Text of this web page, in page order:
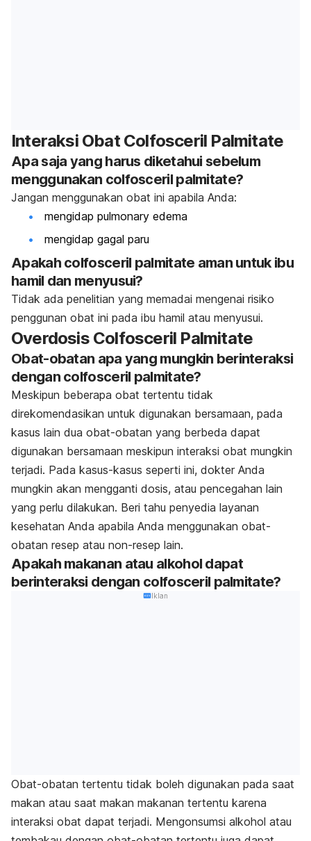
Interaksi Obat Colfosceril Palmitate
Apa saja yang harus diketahui sebelum
menggunakan colfosceril palmitate?
Jangan menggunakan obat ini apabila Anda:
mengidap pulmonary edema
mengidap gagal paru
Apakah colfosceril palmitate aman untuk ibu
hamil dan menyusui?
Tidak ada penelitian yang memadai mengenai risiko
penggunan obat ini pada ibu hamil atau menyusui.
Overdosis Colfosceril Palmitate
Obat-obatan apa yang mungkin berinteraksi
dengan colfosceril palmitate?
Meskipun beberapa obat tertentu tidak
direkomendasikan untuk digunakan bersamaan, pada
kasus lain dua obat-obatan yang berbeda dapat
digunakan bersamaan meskipun interaksi obat mungkin
terjadi. Pada kasus-kasus seperti ini, dokter Anda
mungkin akan mengganti dosis, atau pencegahan lain
yang perlu dilakukan. Beri tahu penyedia layanan
kesehatan Anda apabila Anda menggunakan obat-
obatan resep atau non-resep lain.
Apakah makanan atau alkohol dapat
berinteraksi dengan colfosceril palmitate?
Iklan
Obat-obatan tertentu tidak boleh digunakan pada saat
makan atau saat makan makanan tertentu karena
interaksi obat dapat terjadi. Mengonsumsi alkohol atau